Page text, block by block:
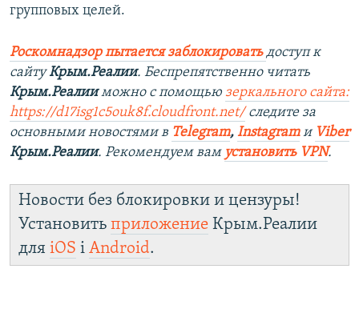
групповых целей.
Роскомнадзор пытается заблокировать доступ к
сайтуКрым.Реалии. Беспрепятственно читать
Крым.Реалииможно с помощью зеркального сайта:
https://d17isg1c5ouk8f.cloudfront.net/ следите за
основными новостями в Telegram, Instagramи Viber
Крым.Реалии. Рекомендуем вам установить VPN.
Новости без блокировки и цензуры!
Установить приложение Крым.Реалии
для iOS і Android.